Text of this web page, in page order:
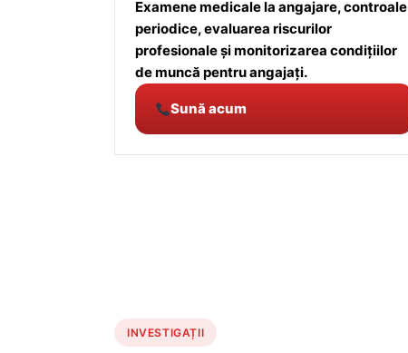
Examene medicale la angajare, controale
periodice, evaluarea riscurilor
profesionale și monitorizarea condițiilor
de muncă pentru angajați.
Sună acum
INVESTIGAȚII